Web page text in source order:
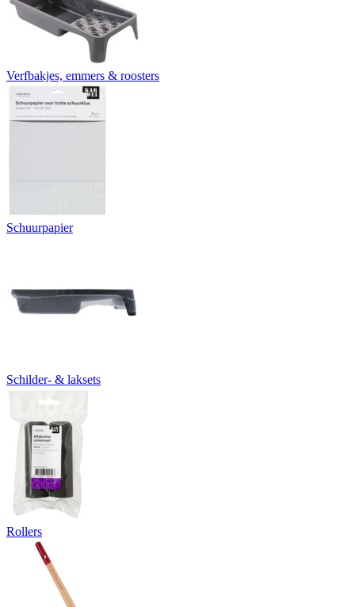
Verfbakjes, emmers & roosters
Schuurpapier
Schilder- & laksets
Rollers